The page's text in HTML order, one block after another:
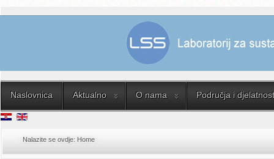
Naslovnica Aktualno O nama Područja i
Nalazite se ovdje: Home